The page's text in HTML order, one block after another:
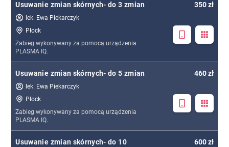
Usuwanie zmian skórnych- do 3 zmian
Zabieg wykonywany za pomocą urządzenia
PLASMA IQ.
350 zł
lek. Ewa Piekarczyk
Płock
Usuwanie zmian skórnych- do 5 zmian
Zabieg wykonywany za pomocą urządzenia
PLASMA IQ.
460 zł
lek. Ewa Piekarczyk
Płock
Usuwanie zmian skórnych- do 10
600 zł